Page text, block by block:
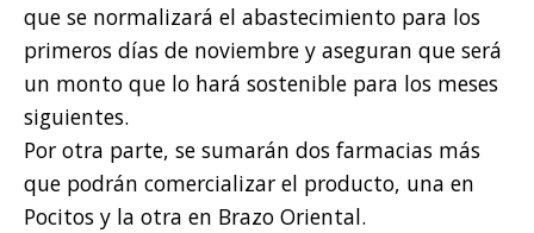
que se normalizará el abastecimiento para los
primeros días de noviembre y aseguran que será
un monto que lo hará sostenible para los meses
siguientes.
Por otra parte, se sumarán dos farmacias más
que podrán comercializar el producto, una en
Pocitos y la otra en Brazo Oriental.